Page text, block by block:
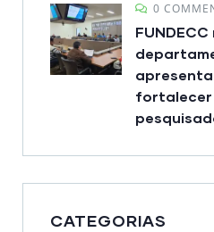
0
fortalecer
CATEGORIAS